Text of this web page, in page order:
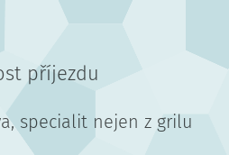
příjezdu
specialit nejen z grilu